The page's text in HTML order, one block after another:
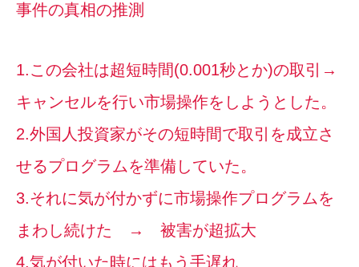
事件の真相の推測
1.この会社は超短時間(0.001秒とか)の取引→
キャンセルを行い市場操作をしようとした。
2.外国人投資家がその短時間で取引を成立さ
せるプログラムを準備していた。
3.それに気が付かずに市場操作プログラムを
まわし続けた → 被害が超拡大
4.気が付いた時にはもう手遅れ